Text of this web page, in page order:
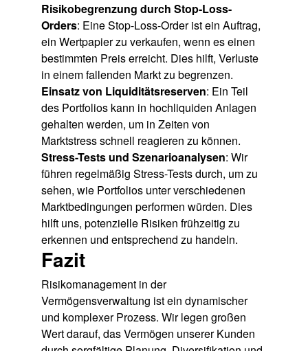
Risikobegrenzung durch Stop-Loss-
Orders: Eine Stop-Loss-Order ist ein Auftrag,
ein Wertpapier zu verkaufen, wenn es einen
bestimmten Preis erreicht. Dies hilft, Verluste
in einem fallenden Markt zu begrenzen.
Einsatz von Liquiditätsreserven: Ein Teil
des Portfolios kann in hochliquiden Anlagen
gehalten werden, um in Zeiten von
Marktstress schnell reagieren zu können.
Stress-Tests und Szenarioanalysen: Wir
führen regelmäßig Stress-Tests durch, um zu
sehen, wie Portfolios unter verschiedenen
Marktbedingungen performen würden. Dies
hilft uns, potenzielle Risiken frühzeitig zu
erkennen und entsprechend zu handeln.
Fazit
Risikomanagement in der
Vermögensverwaltung ist ein dynamischer
und komplexer Prozess. Wir legen großen
Wert darauf, das Vermögen unserer Kunden